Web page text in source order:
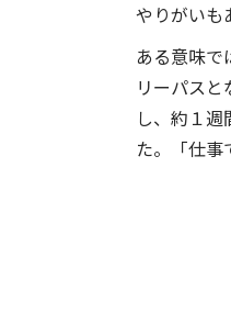
やりがいも
ある意味
リーパス
し、約１
た。「仕事